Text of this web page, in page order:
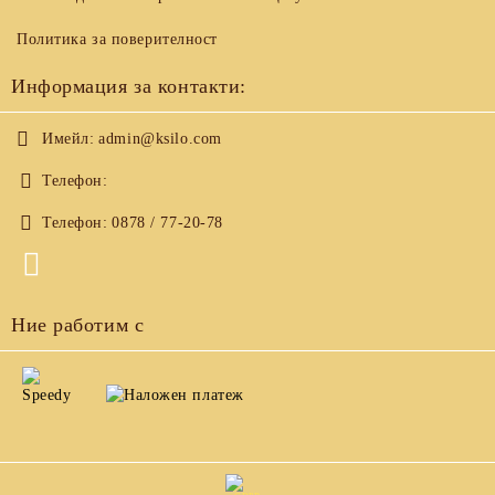
Политика за поверителност
Информация за контакти:
Имейл: admin@ksilo.com
Телефон:
Телефон: 0878 / 77-20-78
Ние работим с